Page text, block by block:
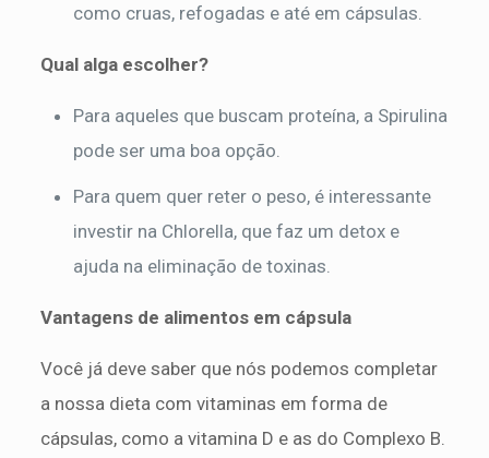
como cruas, refogadas e até em cápsulas.
Qual alga escolher?
Para aqueles que buscam proteína, a Spirulina
pode ser uma boa opção.
Para quem quer reter o peso, é interessante
investir na Chlorella, que faz um detox e
ajuda na eliminação de toxinas.
Vantagens de alimentos em cápsula
Você já deve saber que nós podemos completar
a nossa dieta com vitaminas em forma de
cápsulas, como a vitamina D e as do Complexo B.